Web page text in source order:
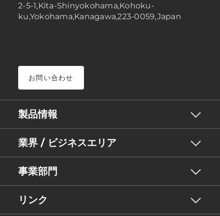
2-5-1,Kita-Shinyokohama,Kohoku-
ku,Yokohama,Kanagawa,223-0059,Japan
お問い合わせ
製品情報
業界 / ビジネスエリア
事業部門
リンク